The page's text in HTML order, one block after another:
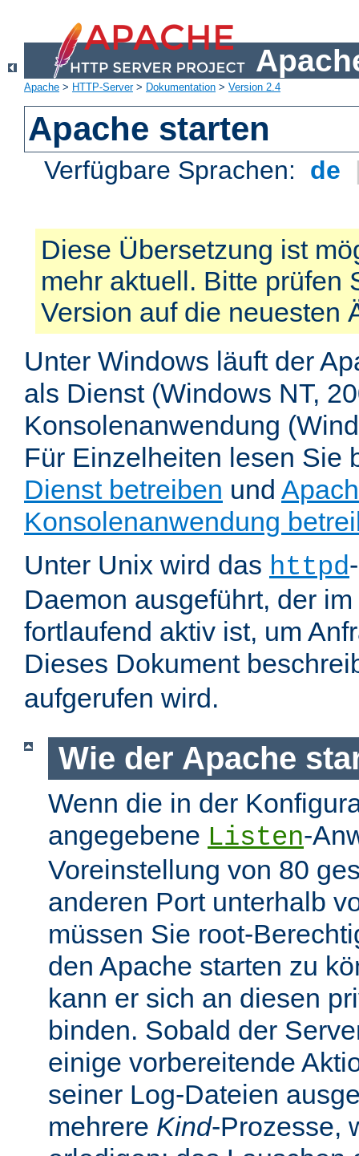
Apache > HTTP-Server> Dokumentation > Version 2.4
Apache starten
Verfügbare Sprachen: de
Diese Übersetzung ist
mehr aktuell. Bitte prüfen
Version auf die neuesten
Unter Windows läuft der
als Dienst (Windows NT,
Konsolenanwendung
Für Einzelheiten lesen Sie
Dienst betreiben und
Konsolenanwendung
Unter Unix wird das httpd
Daemon ausgeführt, der
fortlaufend aktiv ist, um
Dieses Dokument
aufgerufen wird.
Wie der Apache
Wenn die in der
angegebene Listen-
Voreinstellung von 80
anderen Port unterhalb
müssen Sie root-
den Apache starten zu
kann er sich an diesen
binden. Sobald der
einige vorbereitende
seiner Log-Dateien
mehrere Kind-Prozesse,